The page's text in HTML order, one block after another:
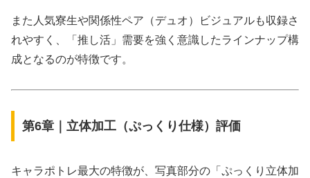
また人気寮生や関係性ペア（デュオ）ビジュアルも収録さ
れやすく、「推し活」需要を強く意識したラインナップ構
成となるのが特徴です。
第6章｜立体加工（ぷっくり仕様）評価
キャラポトレ最大の特徴が、写真部分の「ぷっくり立体加